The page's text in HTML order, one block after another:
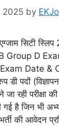
2025 by
सिटी
Group D
Date &
डी पदों
रही परीक्षा
है जिन भी
की आवेदन